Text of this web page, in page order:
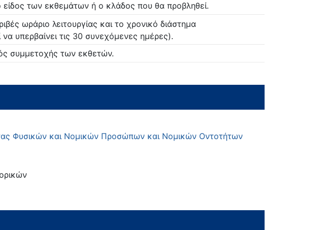
είδος των εκθεμάτων ή ο κλάδος που θα προβληθεί.
ωράριο λειτουργίας και το χρονικό διάστημα
να υπερβαίνει τις 30 συνεχόμενες ημέρες).
συμμετοχής των εκθετών.
Φυσικών και Νομικών Προσώπων και Νομικών Οντοτήτων